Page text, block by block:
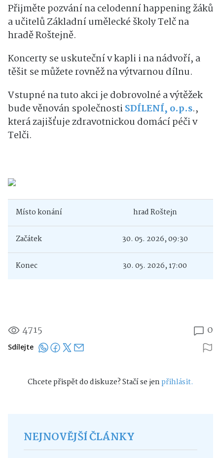
Přijměte pozvání na celodenní happening žáků
a učitelů Základní umělecké školy Telč na
hradě Roštejně.
Koncerty se uskuteční v kapli i na nádvoří, a
těšit se můžete rovněž na výtvarnou dílnu.
Vstupné na tuto akci je dobrovolné a výtěžek
bude věnován společnostiSDÍLENÍ, o.p.s.,
která zajišťuje zdravotnickou domácí péči v
Telči.
Místo konání hrad Roštejn
Začátek 30. 05. 2026, 09:30
Konec 30. 05. 2026, 17:00
4715 0
Sdílejte
Chcete přispět do diskuze? Stačí se jenpřihlásit.
NEJNOVĚJŠÍ ČLÁNKY